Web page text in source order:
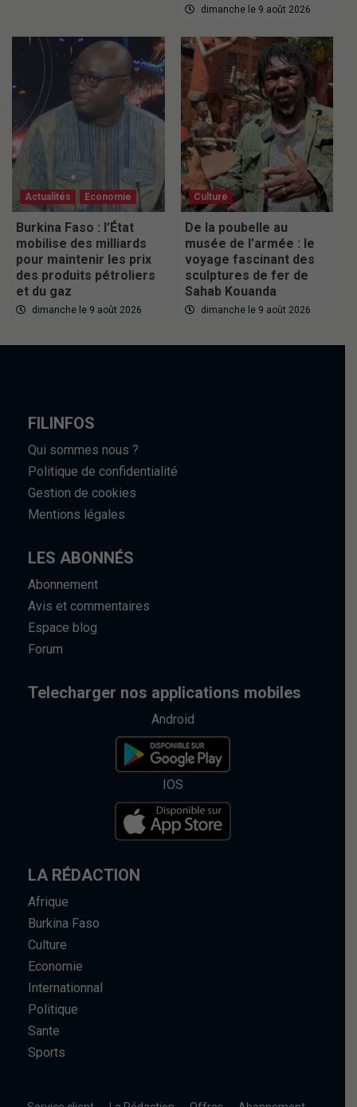
dimanche le 9 août 2026
Actualités Economie
Burkina Faso : l’État
mobilise des milliards
pour maintenir les prix
des produits pétroliers
et du gaz
dimanche le 9 août 2026
Culture
De la poubelle au
musée de l’armée : le
voyage fascinant des
sculptures de fer de
Sahab Kouanda
dimanche le 9 août 2026
FILINFOS
Qui sommes nous ?
Politique de confidentialité
Gestion de cookies
Mentions légales
LES ABONNÉS
Abonnement
Avis et commentaires
Espace blog
Forum
Telecharger nos applications mobiles
Android
IOS
LA RÉDACTION
Afrique
Burkina Faso
Culture
Economie
Internationnal
Politique
Sante
Sports